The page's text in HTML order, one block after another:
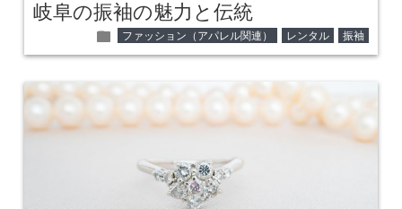
岐阜の振袖の魅力と伝統
folder ファッション（アパレル関連） レンタル 振袖